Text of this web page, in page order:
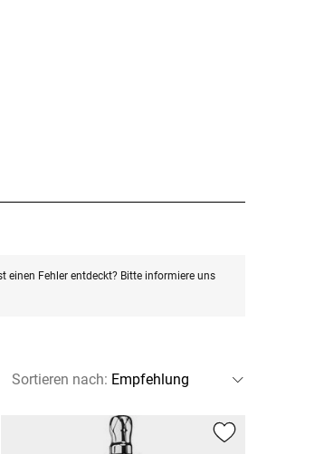
einen Fehler entdeckt? Bitte informiere uns
Sortieren nach: